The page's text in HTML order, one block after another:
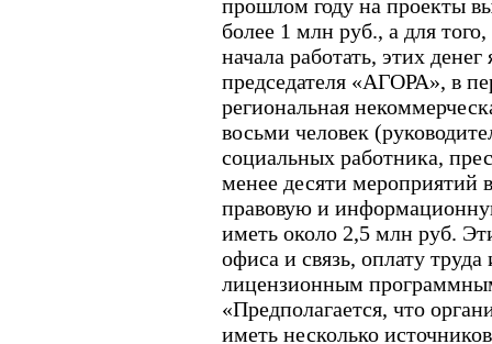
прошлом году на проекты
более 1 млн руб., а для
начала работать, этих
председателя «АГОРА», в
региональная
восьми человек
социальных работника,
менее десяти мероприятий
правовую и
иметь около 2,5 млн руб.
офиса и связь, оплату
лицензионным
«Предполагается, что
иметь несколько